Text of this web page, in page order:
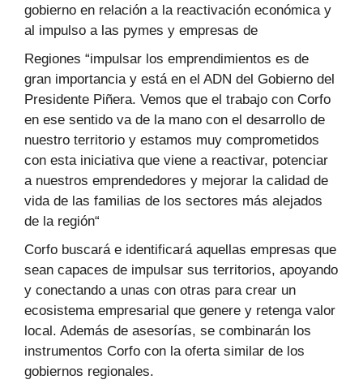
gobierno en relación a la reactivación económica y
al impulso a las pymes y empresas de
Regiones “impulsar los emprendimientos es de
gran importancia y está en el ADN del Gobierno del
Presidente Piñera. Vemos que el trabajo con Corfo
en ese sentido va de la mano con el desarrollo de
nuestro territorio y estamos muy comprometidos
con esta iniciativa que viene a reactivar, potenciar
a nuestros emprendedores y mejorar la calidad de
vida de las familias de los sectores más alejados
de la región“
Corfo buscará e identificará aquellas empresas que
sean capaces de impulsar sus territorios, apoyando
y conectando a unas con otras para crear un
ecosistema empresarial que genere y retenga valor
local. Además de asesorías, se combinarán los
instrumentos Corfo con la oferta similar de los
gobiernos regionales.